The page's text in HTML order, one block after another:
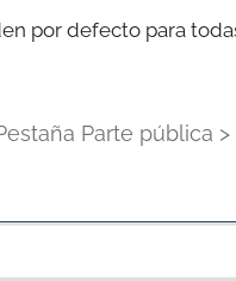
por defecto para
Parte pública